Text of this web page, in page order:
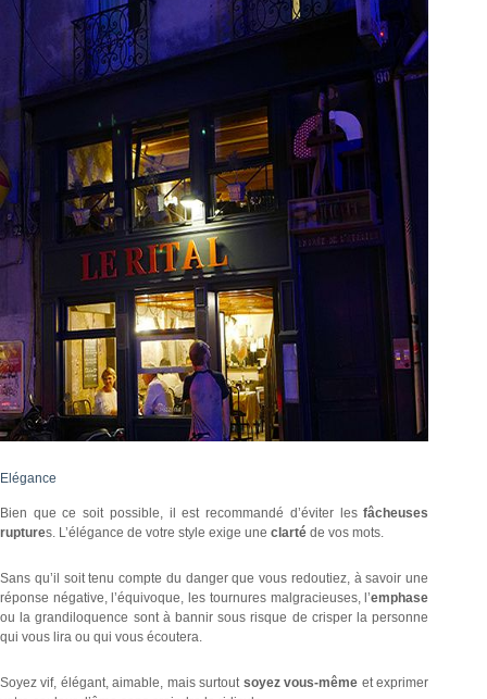
Elégance
Bien que ce soit possible, il est recommandé d’éviter lesfâcheuses
ruptures. L’élégance de votre style exige une clarté de vos mots.
Sans qu’il soit tenu compte du danger que vous redoutiez, à savoir une
réponse négative, l’équivoque, les tournures malgracieuses, l’emphase
ou la grandiloquence sont à bannir sous risque de crisper la personne
qui vous lira ou qui vous écoutera.
Soyez vif, élégant, aimable, mais surtout soyez vous-même et exprimer